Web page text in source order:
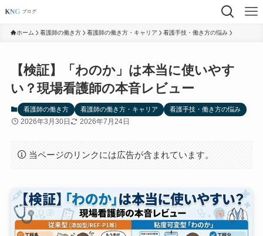
ホーム 看護師の働き方 看護師の働き方・キャリア 看護手技・働き方の悩み
【検証】「わのか」は本当に使いやす
い？現場看護師の本音レビュー
看護師の働き方 看護師の働き方・キャリア 看護手技・働き方の悩み
2026年3月30日 2026年7月24日
当ページのリンクには広告が含まれています。